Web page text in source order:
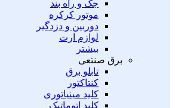
جک و راه بند
موتور کرکره
دوربین و دزدگیر
لوازم ارت
بیشتر
برق صنتعی
تابلو برق
کنتاکتور
کلید مینیاتوری
کلید اتوماتیک